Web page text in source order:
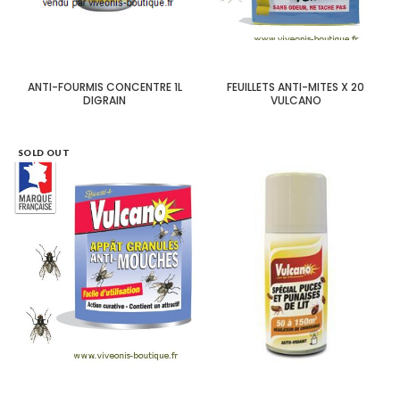
ANTI-FOURMIS CONCENTRE 1L
DIGRAIN
FEUILLETS ANTI-MITES X 20
VULCANO
SOLD OUT